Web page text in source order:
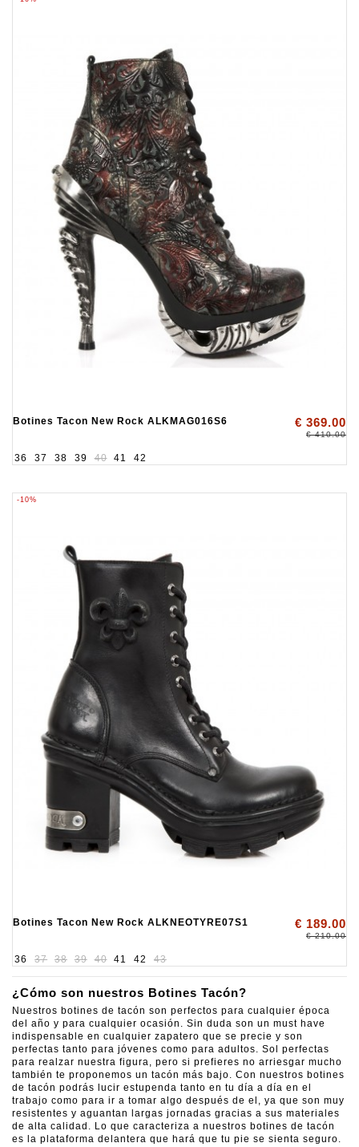
Botines Tacon New Rock ALKMAG016S6 € 369.00
€ 410.00
36 37 38 39 40 41 42
-10%
Botines Tacon New Rock ALKNEOTYRE07S1 € 189.00
€ 210.00
36 37 38 39 40 41 42 43
¿Cómo son nuestros Botines Tacón?
Nuestros botines de tacón son perfectos para cualquier época
del año y para cualquier ocasión. Sin duda son un must have
indispensable en cualquier zapatero que se precie y son
perfectas tanto para jóvenes como para adultos. Sol perfectas
para realzar nuestra figura, pero si prefieres no arriesgar mucho
también te proponemos un tacón más bajo. Con nuestros botines
de tacón podrás lucir estupenda tanto en tu día a día en el
trabajo como para ir a tomar algo después de el, ya que son muy
resistentes y aguantan largas jornadas gracias a sus materiales
de alta calidad. Lo que caracteriza a nuestros botines de tacón
es la plataforma delantera que hará que tu pie se sienta seguro.